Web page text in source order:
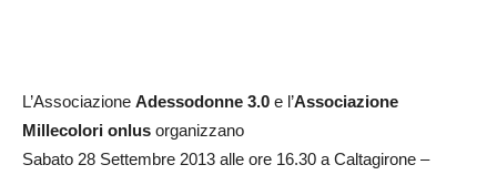
L’Associazione Adessodonne 3.0 e l’Associazione
Millecolori onlus organizzano
Sabato 28 Settembre 2013 alle ore 16.30 a Caltagirone –